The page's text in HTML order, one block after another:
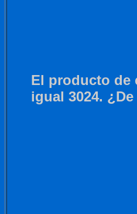
El producto de
igual 3024.